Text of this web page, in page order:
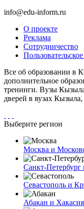
info@edu-inform.ru
О проекте
Реклама
Сотрудничество
Все об образовании в
дополнительное
тренинги. Вузы
дверей в вузах
Выберите регион
Москва и
Санкт-Петербург
Севастополь и
Абакан и Хакасия